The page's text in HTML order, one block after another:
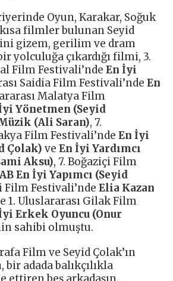
Oyun, Karakar, Soğuk
filmler bulunan Seyid
gizem, gerilim ve dram
yolculuğa çıkardığı filmi, 3.
Film Festivali’ndeEn İyi
Saidia Film Festivali’ndeEn
Malatya Film
Yönetmen (Seyid
(Ali Saran), 7.
Film Festivali’ndeEn İyi
Çolak) veEn İyi Yardımcı
Aksu), 7. Boğaziçi Film
En İyi Yapımcı (Seyid
Film Festivali’ndeElia Kazan
1. Uluslararası Gilak Film
Erkek Oyuncu (Onur
sahibi olmuştu.
Film ve Seyid Çolak’ın
adada balıkçılıkla